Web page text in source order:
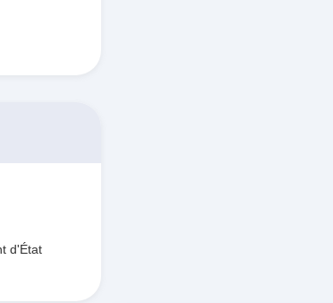
d'État